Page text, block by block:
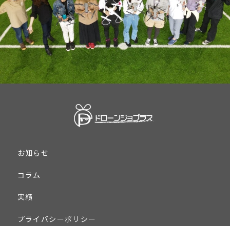
お知らせ
コラム
実績
プライバシーポリシー